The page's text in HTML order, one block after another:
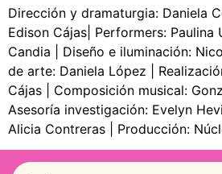
Dirección y dramaturgia: Daniela
Edison Cájas| Performers: Paulina
Candia | Diseño e iluminación:
de arte: Daniela López |
Cájas | Composición musical:
Asesoría investigación: Evelyn
Alicia Contreras | Producción: